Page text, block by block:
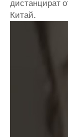
дистанцират
Китай.